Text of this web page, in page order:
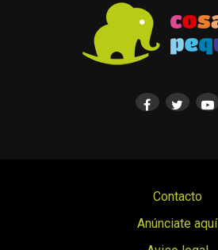
Contacto
Anúnciate aquí